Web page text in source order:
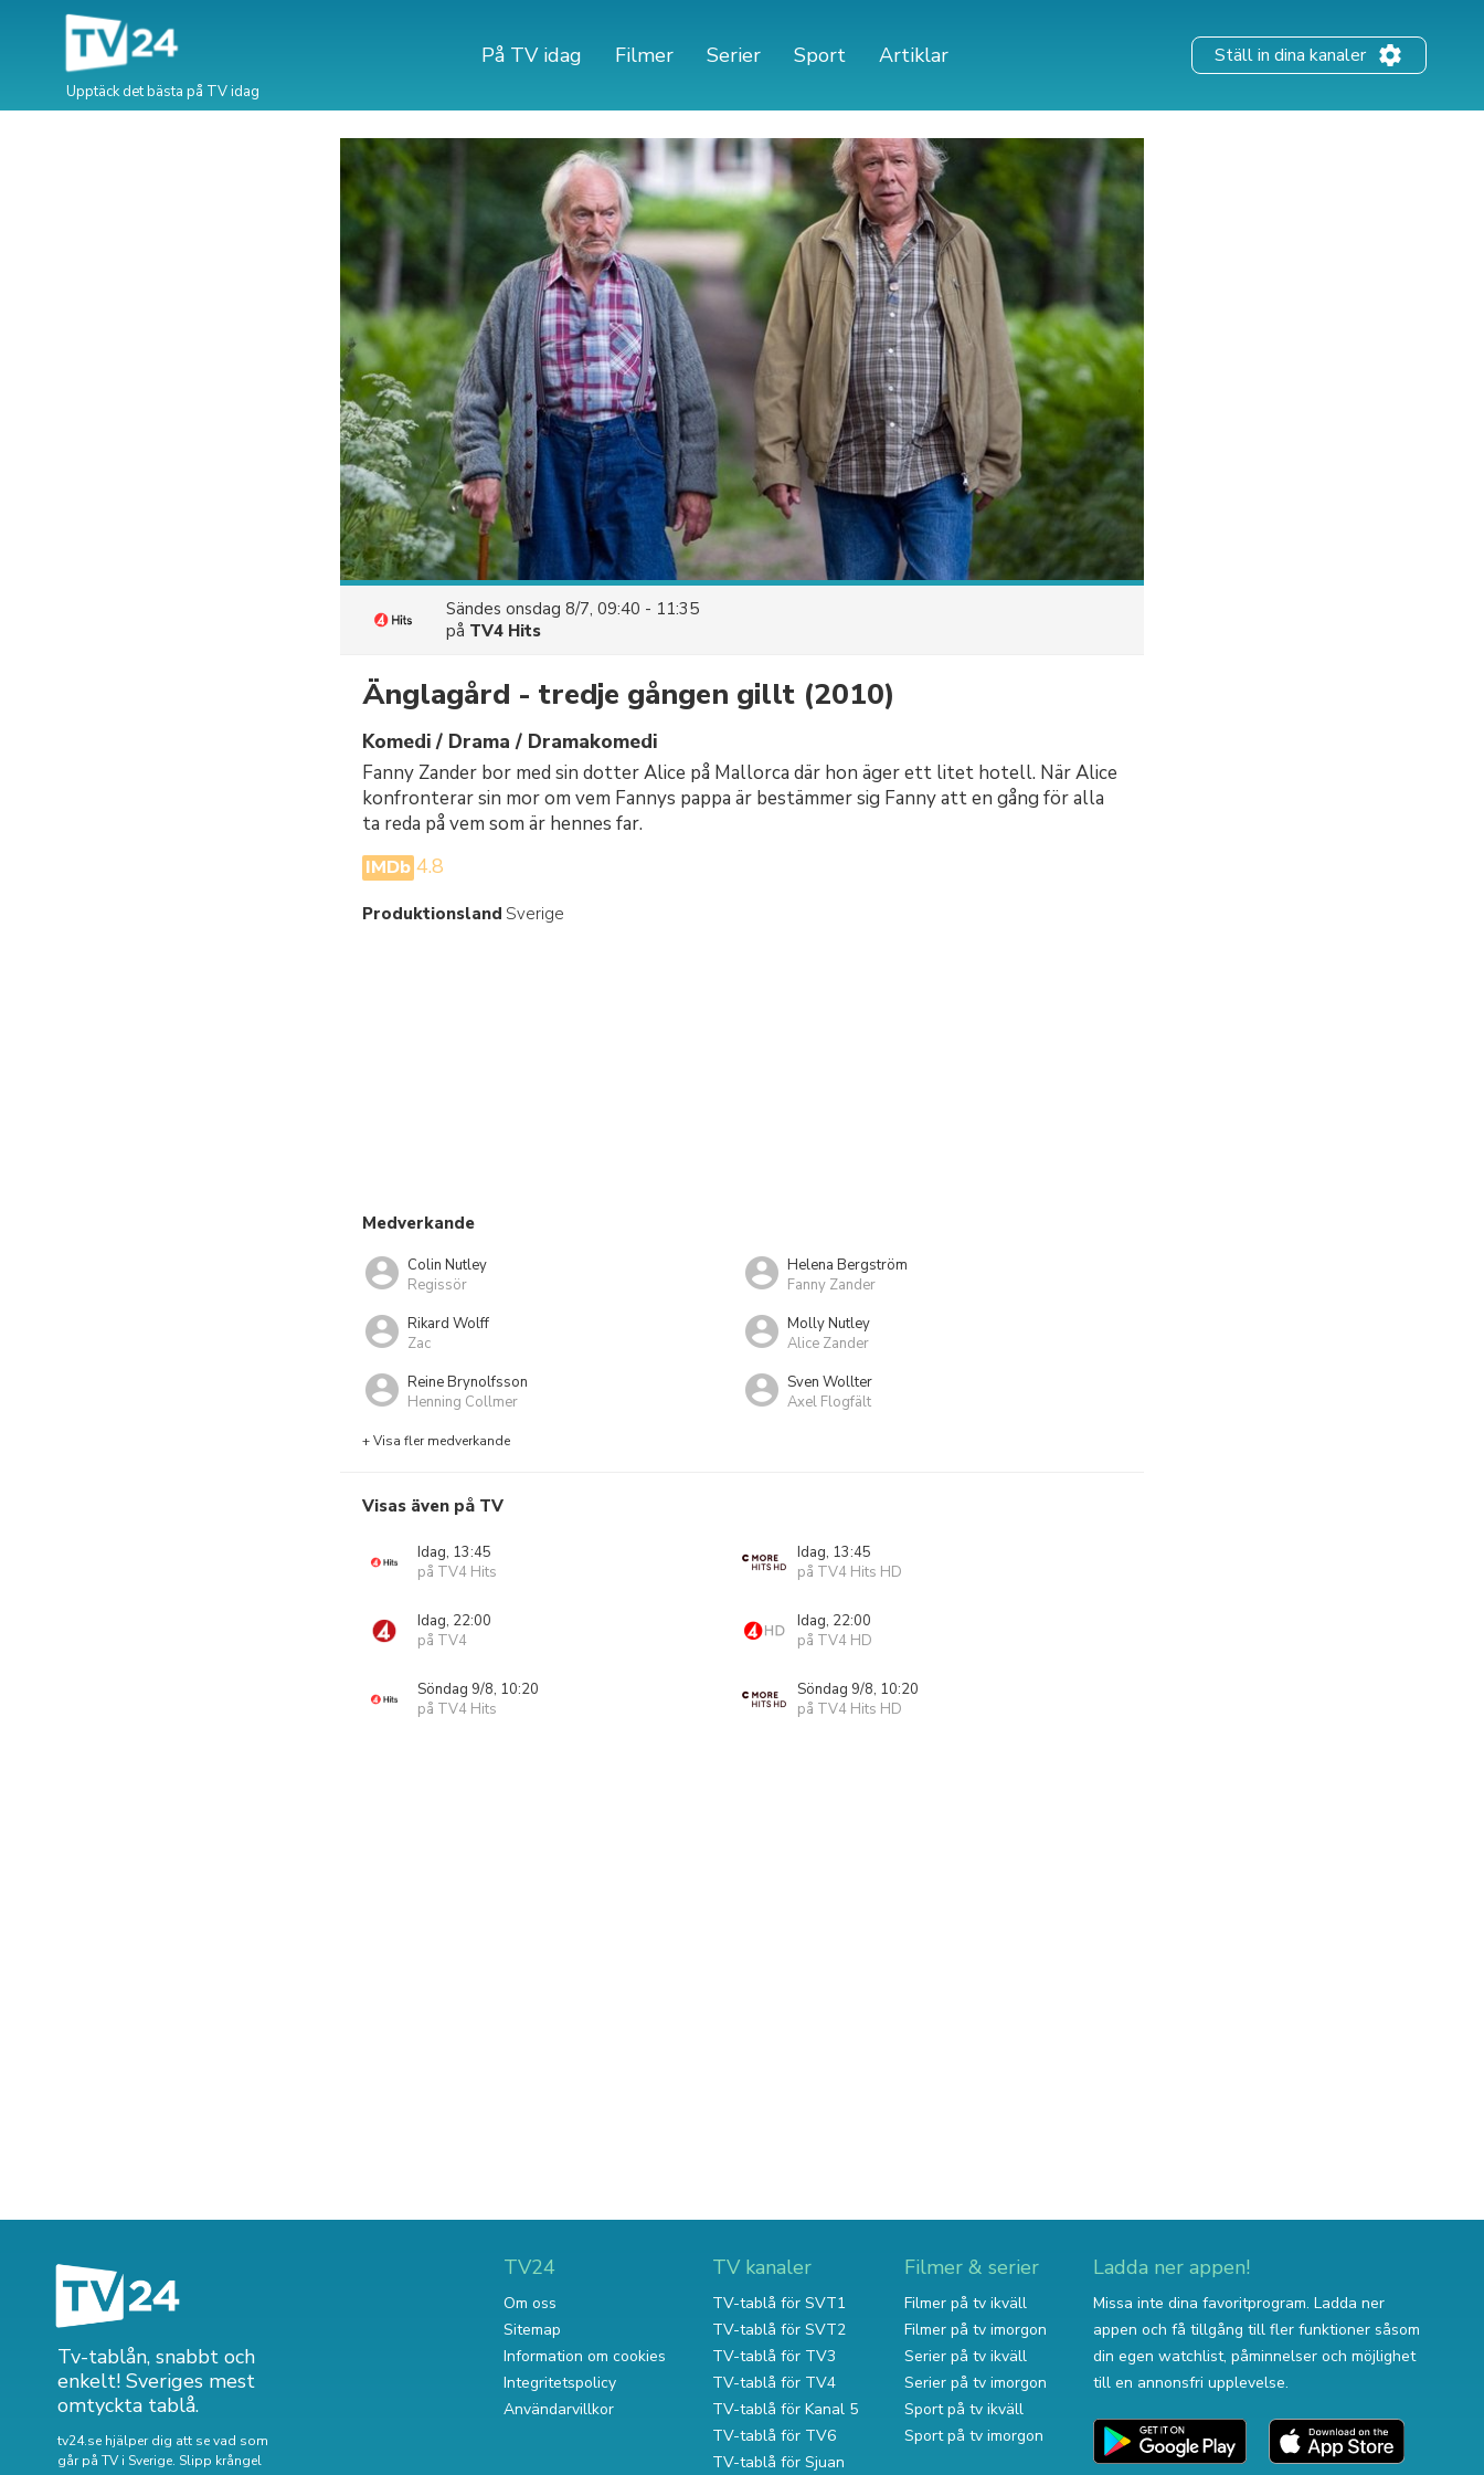
Upptäck det bästa på TV idag
På TV idag Filmer Serier Sport Artiklar Ställ in dina kanaler
Sändes onsdag 8/7, 09:40 - 11:35
på TV4 Hits
Änglagård - tredje gången gillt (2010)
Komedi / Drama / Dramakomedi
Fanny Zander bor med sin dotter Alice på Mallorca där hon äger ett litet hotell. När Alice
konfronterar sin mor om vem Fannys pappa är bestämmer sig Fanny att en gång för alla
ta reda på vem som är hennes far.
IMDb 4.8
Produktionsland Sverige
Medverkande
Colin Nutley
Regissör
Helena Bergström
Fanny Zander
Rikard Wolff
Zac
Molly Nutley
Alice Zander
Reine Brynolfsson
Henning Collmer
Sven Wollter
Axel Flogfält
+ Visa fler medverkande
Visas även på TV
Idag, 13:45
på TV4 Hits
Idag, 13:45
på TV4 Hits HD
Idag, 22:00
på TV4
Idag, 22:00
på TV4 HD
Söndag 9/8, 10:20
på TV4 Hits
Söndag 9/8, 10:20
på TV4 Hits HD
Tv-tablån, snabbt och
enkelt! Sveriges mest
omtyckta tablå.
tv24.se hjälper dig att se vad som
går på TV i Sverige. Slipp krångel
TV24
Om oss
Sitemap
Information om cookies
Integritetspolicy
Användarvillkor
TV kanaler
TV-tablå för SVT1
TV-tablå för SVT2
TV-tablå för TV3
TV-tablå för TV4
TV-tablå för Kanal 5
TV-tablå för TV6
TV-tablå för Sjuan
Filmer & serier
Filmer på tv ikväll
Filmer på tv imorgon
Serier på tv ikväll
Serier på tv imorgon
Sport på tv ikväll
Sport på tv imorgon
Ladda ner appen!
Missa inte dina favoritprogram. Ladda ner
appen och få tillgång till fler funktioner såsom
din egen watchlist, påminnelser och möjlighet
till en annonsfri upplevelse.